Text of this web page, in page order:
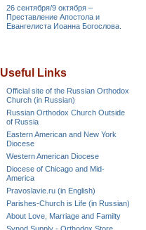
26 сентября/9 октября –
Преставление Апостола и
Евангелиста Иоанна Богослова.
Useful Links
Official site of the Russian Orthodox
Church (in Russian)
Russian Orthodox Church Outside
of Russia
Eastern American and New York
Diocese
Western American Diocese
Diocese of Chicago and Mid-
America
Pravoslavie.ru (in English)
Parishes-Church is Life (in Russian)
About Love, Marriage and Familty